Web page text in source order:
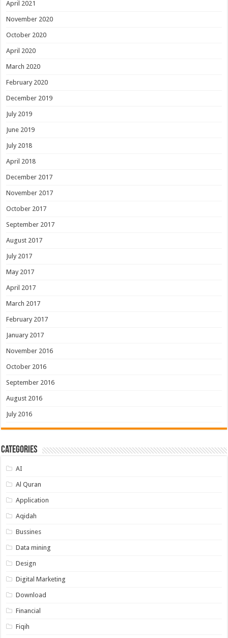
April 2021
November 2020
October 2020
April 2020
March 2020
February 2020
December 2019
July 2019
June 2019
July 2018
April 2018
December 2017
November 2017
October 2017
September 2017
August 2017
July 2017
May 2017
April 2017
March 2017
February 2017
January 2017
November 2016
October 2016
September 2016
August 2016
July 2016
Categories
AI
Al Quran
Application
Aqidah
Bussines
Data mining
Design
Digital Marketing
Download
Financial
Fiqih